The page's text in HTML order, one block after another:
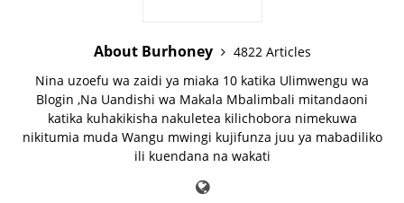
About Burhoney
4822 Articles
Nina uzoefu wa zaidi ya miaka 10 katika Ulimwengu wa
Blogin ,Na Uandishi wa Makala Mbalimbali mitandaoni
katika kuhakikisha nakuletea kilichobora nimekuwa
nikitumia muda Wangu mwingi kujifunza juu ya mabadiliko
ili kuendana na wakati